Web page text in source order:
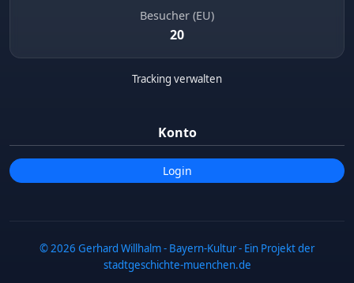
Besucher (EU)
20
Tracking verwalten
Konto
Login
© 2026 Gerhard Willhalm - Bayern-Kultur - Ein Projekt der
stadtgeschichte-muenchen.de